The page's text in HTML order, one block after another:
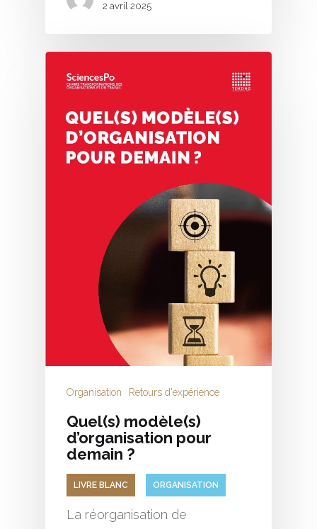
2 avril 2025
Organisation Retours d'expérience
Quel(s) modèle(s)
d’organisation pour
demain ?
LIVRE BLANC ORGANISATION
La réorganisation de